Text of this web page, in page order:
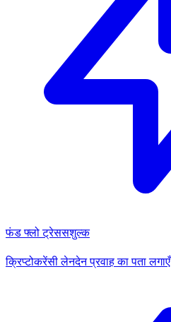
फंड फ्लो ट्रेससशुल्क
क्रिप्टोकरेंसी लेनदेन प्रवाह का पता लगाएँ